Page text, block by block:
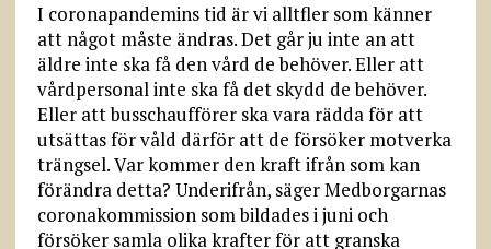
I coronapandemins tid är vi alltfler som känner
att något måste ändras. Det går ju inte an att
äldre inte ska få den vård de behöver. Eller att
vårdpersonal inte ska få det skydd de behöver.
Eller att busschaufförer ska vara rädda för att
utsättas för våld därför att de försöker motverka
trängsel. Var kommer den kraft ifrån som kan
förändra detta? Underifrån, säger Medborgarnas
coronakommission som bildades i juni och
försöker samla olika krafter för att granska